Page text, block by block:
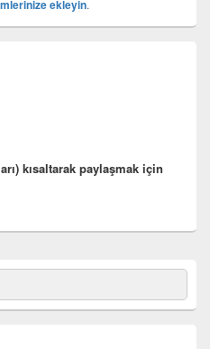
ekleyin.
kısaltarak paylaşmak için